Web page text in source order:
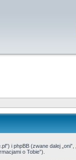
i phpBB (zwane dalej „oni”,
o Tobie”).